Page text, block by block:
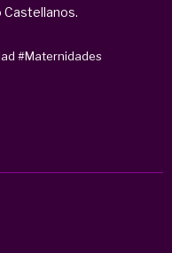
Castellanos.
#Maternidades